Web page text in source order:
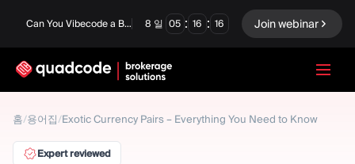
Can You Vibecode a Brokerage Platform? 8 일 05 : 16 : 15 Join webinar
홈/용어집/Exotic Currency Pairs – Everything You Need to Know
Expert reviewed
한국어